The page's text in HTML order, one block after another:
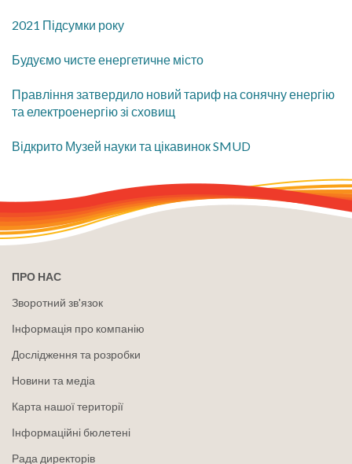
2021 Підсумки року
Будуємо чисте енергетичне місто
Правління затвердило новий тариф на сонячну енергію
та електроенергію зі сховищ
Відкрито Музей науки та цікавинок SMUD
ПРО НАС
Зворотний зв'язок
Інформація про компанію
Дослідження та розробки
Новини та медіа
Карта нашої території
Інформаційні бюлетені
Рада директорів